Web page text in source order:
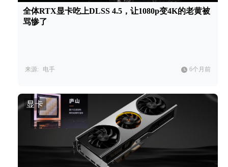
全体RTX显卡吃上DLSS 4.5，让1080p变4K的老黄被
骂惨了
来源: 电手 6个月前
显卡